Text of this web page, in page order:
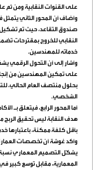
على القنوات النقابية ومن ثم
وأضاف أن المحور الثاني
صندوق التقاعد، حيث تم
النقابي للخروج بمقترحات
خدماته للمهندسين.
وأشار إلى أن التحول الرقمي
بحلول منتصف العام الحالي،
الشخصي.
أما المحور الرابع، فيتعلق بـ
هدف النقابة ليس تحقيق الربح
بأقل كلفة ممكنة، باعتبارها
وأكد غوشة أن تخصصات
يشكّل التصميم المعماري
المعمارية، مقابل توسع كبير